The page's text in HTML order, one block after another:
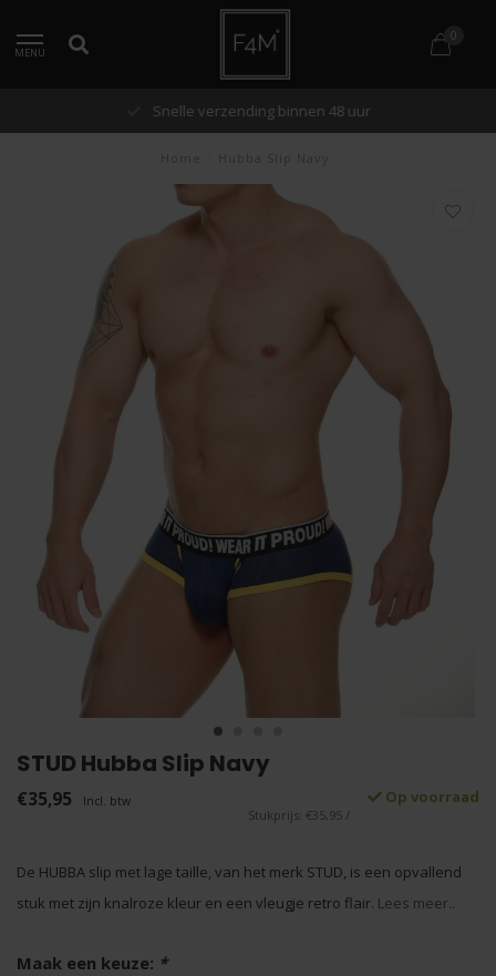
MENU
0
Snelle verzending binnen 48 uur
STUD Hubba Slip Navy
€35,95 Incl. btw Op voorraad
Stukprijs: €35,95 /
De HUBBA slip met lage taille, van het merk STUD, is een opvallend
stuk met zijn knalroze kleur en een vleugje retro flair. Lees meer..
Maak een keuze: *